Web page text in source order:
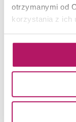
otrzymanymi od
korzystania z ich